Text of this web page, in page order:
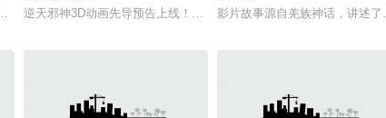
成婚。两人在洞房夜发起暗杀，却发现彼此皆是不死之
双生武脉，再现世间！醉卧美人膝，成就丹道至尊！
逆天邪神3D动画先导预告上线！掌天毒之珠，承邪神之血，修逆天之
影片故事源自羌族神话，讲述